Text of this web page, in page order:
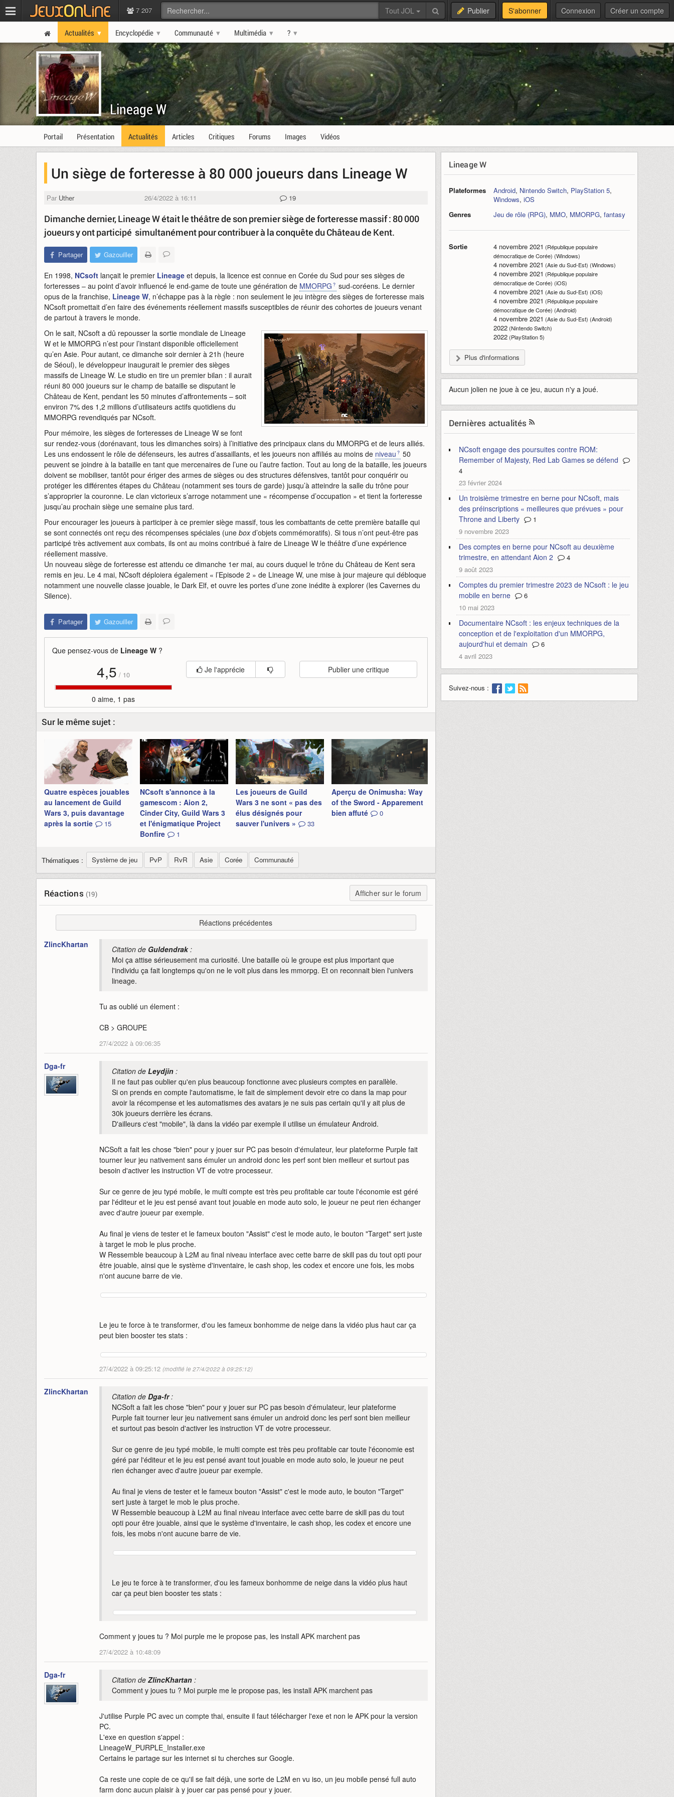
7 207 Tout JOL Publier S'abonner Connexion Créer un compte
Actualités Encyclopédie Communauté Multimédia ?
Lineage W
Portail Présentation Actualités Articles Critiques Forums Images Vidéos
Un siège de forteresse à 80 000 joueurs dans Lineage W
Par Uther 26/4/2022 à 16:11 19
Dimanche dernier, Lineage W était le théâtre de son premier siège de forteresse massif : 80 000
joueurs y ont participé simultanément pour contribuer à la conquête du Château de Kent.
Partager Gazouiller
En 1998, NCsoft lançait le premier Lineage et depuis, la licence est connue en Corée du Sud pour ses sièges de
forteresses – au point d’avoir influencé le end-game de toute une génération de MMORPG
sud-coréens. Le dernier
opus de la franchise, Lineage W, n’échappe pas à la règle : non seulement le jeu intègre des sièges de forteresse mais
NCsoft promettait d’en faire des événements réellement massifs susceptibles de réunir des cohortes de joueurs venant
de partout à travers le monde.
On le sait, NCsoft a dû repousser la sortie mondiale de Lineage
W et le MMORPG n’est pour l’instant disponible officiellement
qu’en Asie. Pour autant, ce dimanche soir dernier à 21h (heure
de Séoul), le développeur inaugurait le premier des sièges
massifs de Lineage W. Le studio en tire un premier bilan : il aurait
réuni 80 000 joueurs sur le champ de bataille se disputant le
Château de Kent, pendant les 50 minutes d’affrontements – soit
environ 7% des 1,2 millions d’utilisateurs actifs quotidiens du
MMORPG revendiqués par NCsoft.
Pour mémoire, les sièges de forteresses de Lineage W se font
sur rendez-vous (dorénavant, tous les dimanches soirs) à l’initiative des principaux clans du MMORPG et de leurs alliés.
Les uns endossent le rôle de défenseurs, les autres d’assaillants, et les joueurs non affiliés au moins de niveau
50
peuvent se joindre à la bataille en tant que mercenaires de l’une ou l’autre faction. Tout au long de la bataille, les joueurs
doivent se mobiliser, tantôt pour ériger des armes de sièges ou des structures défensives, tantôt pour conquérir ou
protéger les différentes étapes du Château (notamment ses tours de garde) jusqu’à atteindre la salle du trône pour
s’approprier la couronne. Le clan victorieux s’arroge notamment une « récompense d’occupation » et tient la forteresse
jusqu’au prochain siège une semaine plus tard.
Pour encourager les joueurs à participer à ce premier siège massif, tous les combattants de cette première bataille qui
se sont connectés ont reçu des récompenses spéciales (une boxd’objets commémoratifs). Si tous n’ont peut-être pas
participé très activement aux combats, ils ont au moins contribué à faire de Lineage W le théâtre d’une expérience
réellement massive.
Un nouveau siège de forteresse est attendu ce dimanche 1er mai, au cours duquel le trône du Château de Kent sera
remis en jeu. Le 4 mai, NCsoft déploiera également « l’Episode 2 » de Lineage W, une mise à jour majeure qui débloque
notamment une nouvelle classe jouable, le Dark Elf, et ouvre les portes d’une zone inédite à explorer (les Cavernes du
Silence).
Partager Gazouiller
Que pensez-vous de Lineage W ?
4,5 / 10
0 aime, 1 pas
Je l'apprécie Publier une critique
Sur le même sujet :
Quatre espèces jouables
au lancement de Guild
Wars 3, puis davantage
après la sortie
15
NCsoft s'annonce à la
gamescom : Aion 2,
Cinder City, Guild Wars 3
et l'énigmatique Project
Bonfire
1
Les joueurs de Guild
Wars 3 ne sont « pas des
élus désignés pour
sauver l'univers »
33
Aperçu de Onimusha: Way
of the Sword - Apparement
bien affuté
0
Thématiques : Système de jeu PvP RvR Asie Corée Communauté
Réactions (19) Afficher sur le forum
Réactions précédentes
ZlincKhartan Citation de Guldendrak:
Moi ça attise sérieusement ma curiosité. Une bataille où le groupe est plus important que
l'individu ça fait longtemps qu'on ne le voit plus dans les mmorpg. Et on reconnait bien l'univers
lineage.
Tu as oublié un élement :
CB > GROUPE
27/4/2022 à 09:06:35
Dga-fr Citation de Leydjin :
Il ne faut pas oublier qu'en plus beaucoup fonctionne avec plusieurs comptes en parallèle.
Si on prends en compte l'automatisme, le fait de simplement devoir etre co dans la map pour
avoir la récompense et les automatismes des avatars je ne suis pas certain qu'il y ait plus de
30k joueurs derrière les écrans.
D'ailleurs c'est "mobile", là dans la vidéo par exemple il utilise un émulateur Android.
NCSoft a fait les chose "bien" pour y jouer sur PC pas besoin d'émulateur, leur plateforme Purple fait
tourner leur jeu nativement sans émuler un android donc les perf sont bien meilleur et surtout pas
besoin d'activer les instruction VT de votre processeur.
Sur ce genre de jeu typé mobile, le multi compte est très peu profitable car toute l'économie est géré
par l'éditeur et le jeu est pensé avant tout jouable en mode auto solo, le joueur ne peut rien échanger
avec d'autre joueur par exemple.
Au final je viens de tester et le fameux bouton "Assist" c'est le mode auto, le bouton "Target" sert juste
à target le mob le plus proche.
W Ressemble beaucoup à L2M au final niveau interface avec cette barre de skill pas du tout opti pour
être jouable, ainsi que le système d'inventaire, le cash shop, les codex et encore une fois, les mobs
n'ont aucune barre de vie.
Le jeu te force à te transformer, d'ou les fameux bonhomme de neige dans la vidéo plus haut car ça
peut bien booster tes stats :
27/4/2022 à 09:25:12 (modifié le 27/4/2022 à 09:25:12)
ZlincKhartan Citation de Dga-fr:
NCSoft a fait les chose "bien" pour y jouer sur PC pas besoin d'émulateur, leur plateforme
Purple fait tourner leur jeu nativement sans émuler un android donc les perf sont bien meilleur
et surtout pas besoin d'activer les instruction VT de votre processeur.
Sur ce genre de jeu typé mobile, le multi compte est très peu profitable car toute l'économie est
géré par l'éditeur et le jeu est pensé avant tout jouable en mode auto solo, le joueur ne peut
rien échanger avec d'autre joueur par exemple.
Au final je viens de tester et le fameux bouton "Assist" c'est le mode auto, le bouton "Target"
sert juste à target le mob le plus proche.
W Ressemble beaucoup à L2M au final niveau interface avec cette barre de skill pas du tout
opti pour être jouable, ainsi que le système d'inventaire, le cash shop, les codex et encore une
fois, les mobs n'ont aucune barre de vie.
Le jeu te force à te transformer, d'ou les fameux bonhomme de neige dans la vidéo plus haut
car ça peut bien booster tes stats :
Comment y joues tu ? Moi purple me le propose pas, les install APK marchent pas
27/4/2022 à 10:48:09
Dga-fr Citation de ZlincKhartan :
Comment y joues tu ? Moi purple me le propose pas, les install APK marchent pas
J'utilise Purple PC avec un compte thai, ensuite il faut télécharger l'exe et non le APK pour la version
PC.
L'exe en question s'appel :
LineageW_PURPLE_Installer.exe
Certains le partage sur les internet si tu cherches sur Google.
Ca reste une copie de ce qu'il se fait déjà, une sorte de L2M en vu iso, un jeu mobile pensé full auto
farm donc aucun plaisir à y jouer car pas pensé pour y jouer.
Lineage W
Plateformes Android, Nintendo Switch, PlayStation 5,
Windows, iOS
Genres
Jeu de rôle (RPG), MMO, MMORPG, fantasy
Sortie 4 novembre 2021 (République populaire
démocratique de Corée) (Windows)
4 novembre 2021 (Asie du Sud-Est) (Windows)
4 novembre 2021 (République populaire
démocratique de Corée) (iOS)
4 novembre 2021 (Asie du Sud-Est) (iOS)
4 novembre 2021 (République populaire
démocratique de Corée) (Android)
4 novembre 2021 (Asie du Sud-Est) (Android)
2022(Nintendo Switch)
2022(PlayStation 5)
Plus d'informations
Aucun jolien ne joue à ce jeu, aucun n'y a joué.
Dernières actualités
NCsoft engage des poursuites contre ROM:
Remember of Majesty, Red Lab Games se défend
4
23 février 2024
Un troisième trimestre en berne pour NCsoft, mais
des préinscriptions « meilleures que prévues » pour
Throne and Liberty
1
9 novembre 2023
Des comptes en berne pour NCsoft au deuxième
trimestre, en attendant Aion 2
4
9 août 2023
Comptes du premier trimestre 2023 de NCsoft : le jeu
mobile en berne
6
10 mai 2023
Documentaire NCsoft : les enjeux techniques de la
conception et de l'exploitation d'un MMORPG,
aujourd'hui et demain
6
4 avril 2023
Suivez-nous :